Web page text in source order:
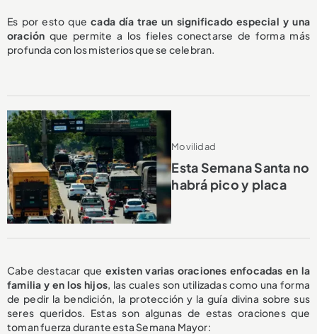
Es por esto quecada día trae un significado especial y una
oración que permite a los fieles conectarse de forma más
profunda con los misterios que se celebran.
Movilidad
Esta Semana Santa no
habrá pico y placa
Cabe destacar que existen varias oraciones enfocadas en la
familia y en los hijos, las cuales son utilizadas como una forma
de pedir la bendición, la protección y la guía divina sobre sus
seres queridos. Estas son algunas de estas oraciones que
toman fuerza durante esta Semana Mayor: